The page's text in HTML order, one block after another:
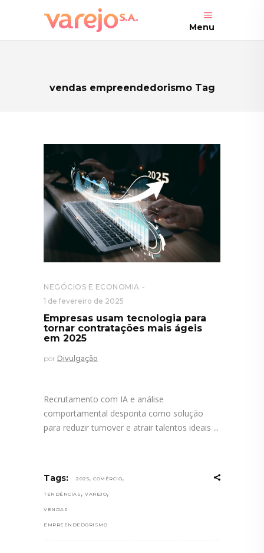
Menu
vendas empreendedorismo Tag
NEGÓCIOS E ECONOMIA
1 de fevereiro de 2025
Empresas usam tecnologia para
tornar contratações mais ágeis
em 2025
por Divulgação
Recrutamento com IA e análise
comportamental desponta como solução
para reduzir turnover e atrair talentos ideais
Tags: 2025, COMÉRCIO,
TENDÊNCIAS , VAREJO,
VENDAS
EMPREENDEDORISMO